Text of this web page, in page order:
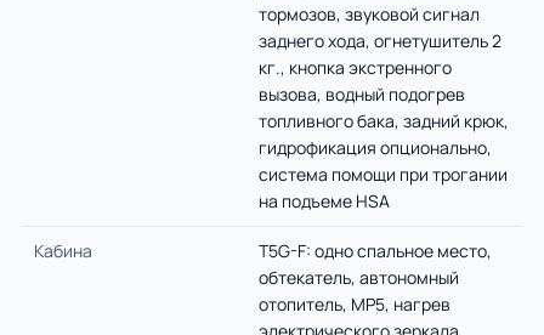
тормозов, звуковой сигнал
заднего хода, огнетушитель 2
кг., кнопка экстренного
вызова, водный подогрев
топливного бака, задний крюк,
гидрофикация опционально,
система помощи при трогании
на подъеме HSA
Кабина
T5G-F: одно спальное место,
обтекатель, автономный
отопитель, MP5, нагрев